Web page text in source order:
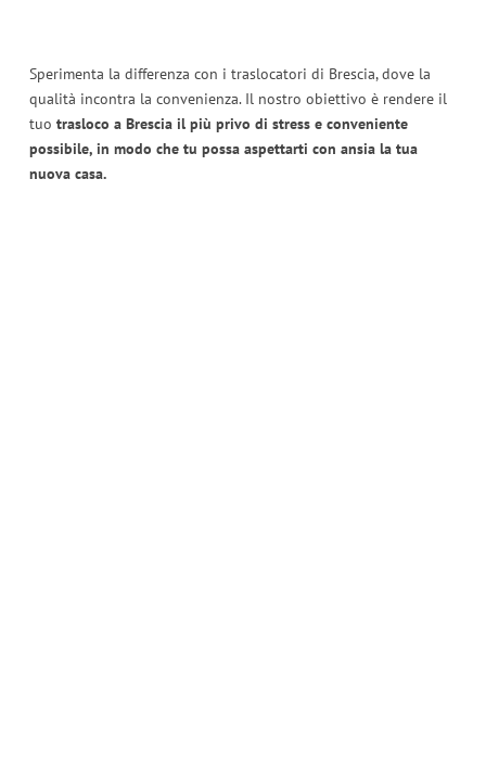
Sperimenta la differenza con i traslocatori di Brescia, dove la
qualità incontra la convenienza. Il nostro obiettivo è rendere il
tuo trasloco a Brescia il più privo di stress e conveniente
possibile, in modo che tu possa aspettarti con ansia la tua
nuova casa.